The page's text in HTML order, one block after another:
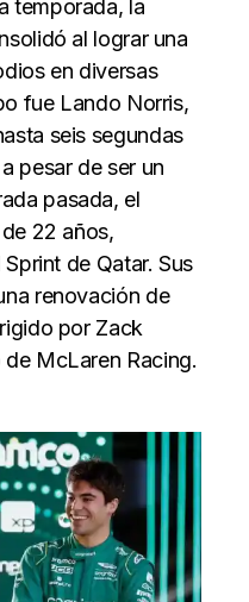
temporada, la
al lograr una
en diversas
fue Lando Norris,
seis segundas
pesar de ser un
pasada, el
22 años,
de Qatar. Sus
renovación de
por Zack
McLaren Racing.